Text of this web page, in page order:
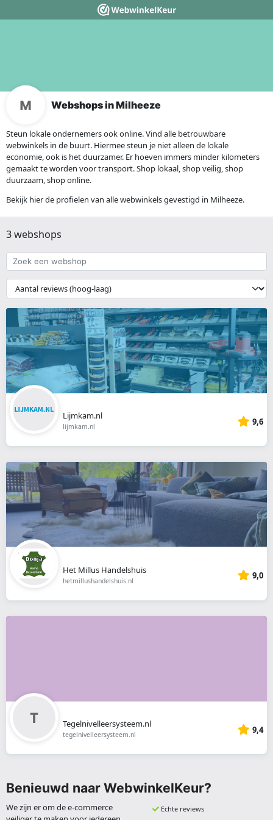
Webshops in Milheeze
Steun lokale ondernemers ook online. Vind alle betrouwbare
webwinkels in de buurt. Hiermee steun je niet alleen de lokale
economie, ook is het duurzamer. Er hoeven immers minder kilometers
gemaakt te worden voor transport. Shop lokaal, shop veilig, shop
duurzaam, shop online.
Bekijk hier de profielen van alle webwinkels gevestigd in Milheeze.
3 webshops
Zoek
een
webshop
{{
__('Sort')
}}
Lijmkam.nl
lijmkam.nl 9,6
Het Millus Handelshuis
hetmillushandelshuis.nl 9,0
Tegelnivelleersysteem.nl
tegelnivelleersysteem.nl 9,4
Benieuwd naar WebwinkelKeur?
We zijn er om de e-commerce
Echte reviews